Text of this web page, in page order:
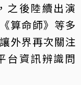
之後陸續出演
算命師》等多
外界再次關注
台資訊辨識問